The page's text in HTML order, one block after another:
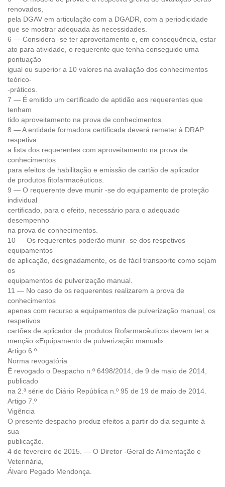
renovados,
pela DGAV em articulação com a DGADR, com a periodicidade
que se mostrar adequada às necessidades.
6 — Considera -se ter aproveitamento e, em consequência, estar
ato para atividade, o requerente que tenha conseguido uma
pontuação
igual ou superior a 10 valores na avaliação dos conhecimentos
teórico-
-práticos.
7 — É emitido um certificado de aptidão aos requerentes que
tenham
tido aproveitamento na prova de conhecimentos.
8 — A entidade formadora certificada deverá remeter à DRAP
respetiva
a lista dos requerentes com aproveitamento na prova de
conhecimentos
para efeitos de habilitação e emissão de cartão de aplicador
de produtos fitofarmacêuticos.
9 — O requerente deve munir -se do equipamento de proteção
individual
certificado, para o efeito, necessário para o adequado
desempenho
na prova de conhecimentos.
10 — Os requerentes poderão munir -se dos respetivos
equipamentos
de aplicação, designadamente, os de fácil transporte como sejam
os
equipamentos de pulverização manual.
11 — No caso de os requerentes realizarem a prova de
conhecimentos
apenas com recurso a equipamentos de pulverização manual, os
respetivos
cartões de aplicador de produtos fitofarmacêuticos devem ter a
menção «Equipamento de pulverização manual».
Artigo 6.º
Norma revogatória
É revogado o Despacho n.º 6498/2014, de 9 de maio de 2014,
publicado
na 2.ª série do Diário República n.º 95 de 19 de maio de 2014.
Artigo 7.º
Vigência
O presente despacho produz efeitos a partir do dia seguinte à
sua
publicação.
4 de fevereiro de 2015. — O Diretor -Geral de Alimentação e
Veterinária,
Álvaro Pegado Mendonça.